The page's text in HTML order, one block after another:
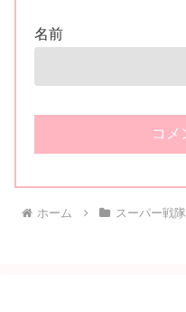
名前
ホーム スーパー戦隊